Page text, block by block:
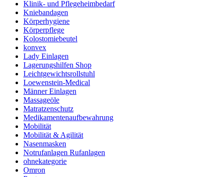
Klinik- und Pflegeheimbedarf
Kniebandagen
Körperhygiene
Körperpflege
Kolostomiebeutel
konvex
Lady Einlagen
Lagerungshilfen Shop
Leichtgewichtsrollstuhl
Loewenstein-Medical
Männer Einlagen
Massageöle
Matratzenschutz
Medikamentenaufbewahrung
Mobilität
Mobilität & Agilität
Nasenmasken
Notrufanlagen Rufanlagen
ohnekategorie
Omron